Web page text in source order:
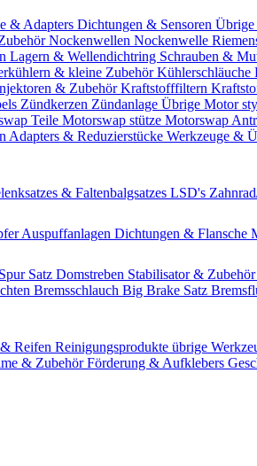
& Adapters Dichtungen & Sensoren Übrige
Nockenwellen Nockenwelle
Lagern & Wellendichtring Schrauben &
& kleine ZubehörKühlerschläuche
& ZubehörKraftstofffiltern
Zündkerzen Zündanlage Übrige Motor
Teile Motorswap stütze Motorswap
Adapters & Reduzierstücke Werkzeuge &
& Faltenbalgsatzes LSD's
Auspuffanlagen Dichtungen & Flansche
Satz Domstreben Stabilisator & Zubehör
Bremsschlauch Big Brake Satz
Reifen Reinigungsprodukte übrige
& ZubehörFörderung & Aufklebers